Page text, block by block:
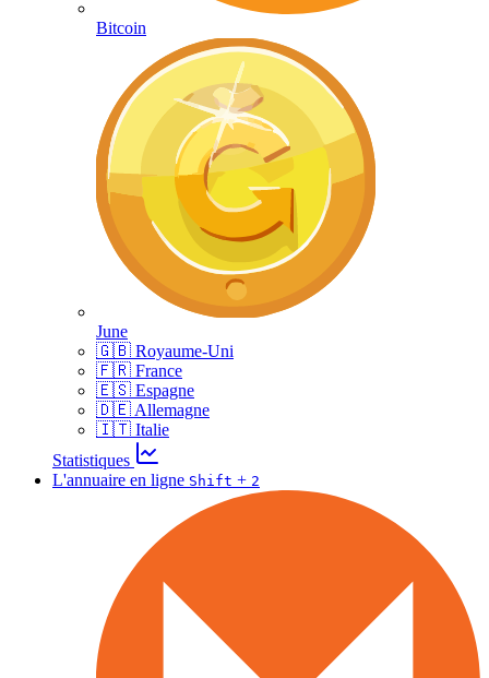
Bitcoin
June
🇬🇧 Royaume-Uni
🇫🇷 France
🇪🇸 Espagne
🇩🇪 Allemagne
🇮🇹 Italie
Statistiques
L'annuaire en ligne Shift + 2